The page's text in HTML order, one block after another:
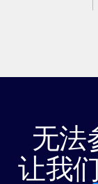
无法
让我